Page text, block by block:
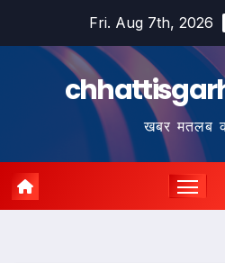
Fri. Aug 7th, 2026
खबर मतलब